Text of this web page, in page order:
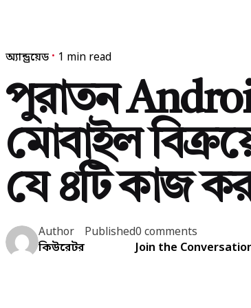
অ্যান্ড্রয়েড 1 min read
পুরাতন
মোবাইল
যে ৪টি কাজ
Author
কিউরেটর
Published0 comments
Join the